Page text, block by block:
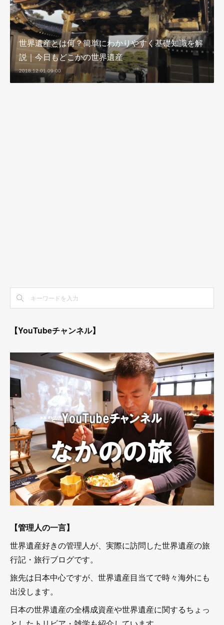
世界遺産とは何？簡単にわかりやすく基礎知識を解
説｜今日もどこかの世界遺産
2018.12.01 09:00
【YouTubeチャンネル】
【管理人の一言】
世界遺産好きの管理人が、実際に訪問した世界遺産の旅
行記・旅行ブログです。
旅先は日本中心ですが、世界遺産目当てで時々海外にも
出没します。
日本の世界遺産の全構成資産や世界遺産に関するちょっ